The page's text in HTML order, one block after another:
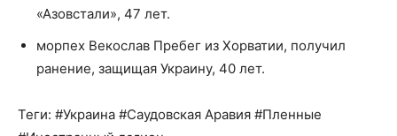
«Азовстали», 47 лет.
морпех Векослав Пребег из Хорватии, получил
ранение, защищая Украину, 40 лет.
Теги: #Украина #Саудовская Аравия #Пленные